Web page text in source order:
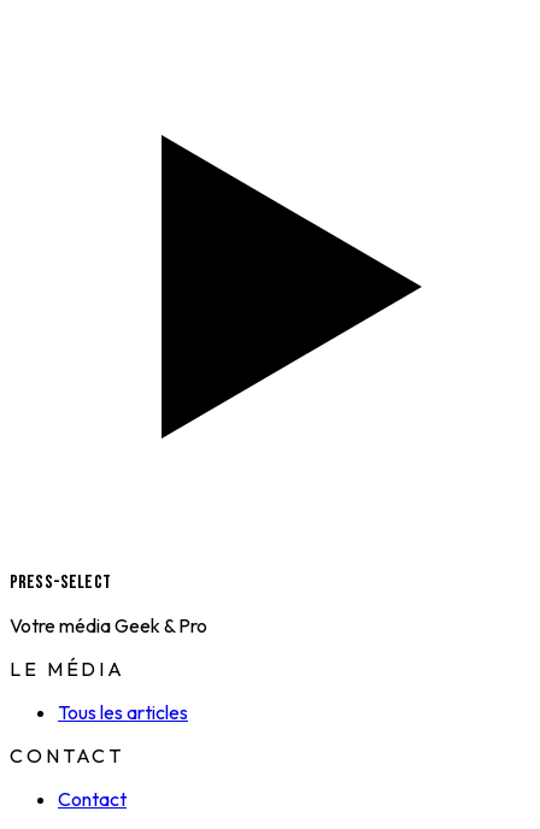
Press-Select
Votre média Geek & Pro
LE MÉDIA
Tous les articles
CONTACT
Contact